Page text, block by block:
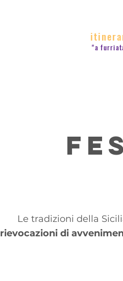
"a
Le tradizioni della
rievocazioni di